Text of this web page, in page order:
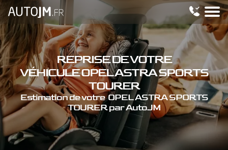
REPRISE DE VOTRE
VÉHICULE OPEL ASTRA SPORTS
TOURER
Estimation de votre OPEL ASTRA SPORTS
TOURER par AutoJM